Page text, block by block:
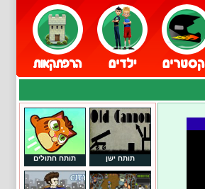
תותח ישן תותח חתולים